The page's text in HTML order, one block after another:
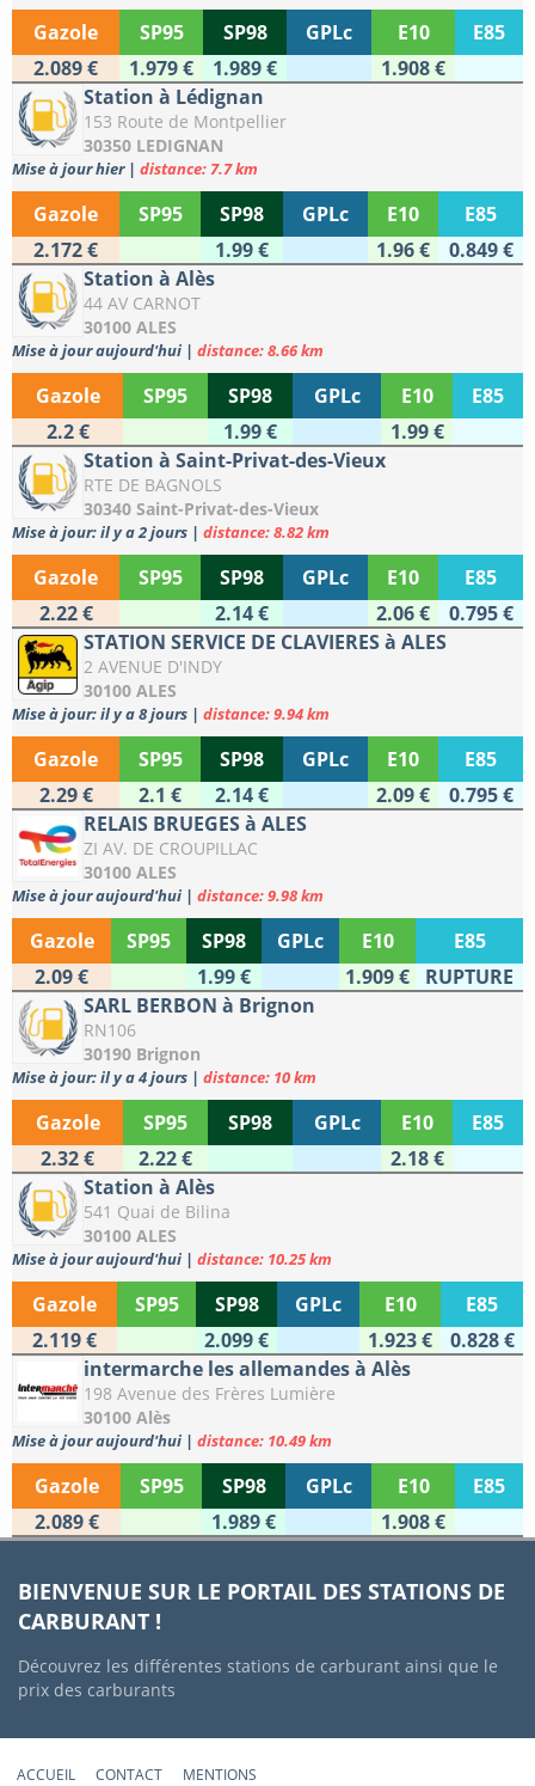
Gazole SP95 SP98 GPLc E10
E85
2.089 €
1.979 € 1.989 €
1.908 €
Station à Lédignan
153 Route de Montpellier
30350 LEDIGNAN
Mise à jour hier | distance: 7.7 km
Gazole SP95 SP98 GPLc E10
E85
2.172 €
1.99 € 1.96 €
0.849 €
Station à Alès
44 AV CARNOT
30100 ALES
Mise à jour aujourd'hui | distance: 8.66 km
Gazole SP95 SP98 GPLc E10
E85
2.2 €
1.99 €
1.99 €
Station à Saint-Privat-des-Vieux
RTE DE BAGNOLS
30340 Saint-Privat-des-Vieux
Mise à jour: il y a 2 jours | distance: 8.82 km
Gazole SP95 SP98 GPLc E10
E85
2.22 €
2.14 € 2.06 €
0.795 €
STATION SERVICE DE CLAVIERES à ALES
2 AVENUE D'INDY
30100 ALES
Mise à jour: il y a 8 jours | distance: 9.94 km
Gazole SP95 SP98 GPLc E10
E85
2.29 €
2.1 € 2.14 € 2.09 €
0.795 €
RELAIS BRUEGES à ALES
ZI AV. DE CROUPILLAC
30100 ALES
Mise à jour aujourd'hui | distance: 9.98 km
Gazole SP95 SP98 GPLc E10
E85
2.09 €
1.99 € 1.909 €
RUPTURE
SARL BERBON à Brignon
RN106
30190 Brignon
Mise à jour: il y a 4 jours | distance: 10 km
Gazole SP95 SP98 GPLc E10
E85
2.32 €
2.22 €
2.18 €
Station à Alès
541 Quai de Bilina
30100 ALES
Mise à jour aujourd'hui | distance: 10.25 km
Gazole SP95 SP98 GPLc E10
E85
2.119 €
2.099 € 1.923 €
0.828 €
intermarche les allemandes à Alès
198 Avenue des Frères Lumière
30100 Alès
Mise à jour aujourd'hui | distance: 10.49 km
Gazole SP95 SP98 GPLc E10
E85
2.089 €
1.989 € 1.908 €
BIENVENUE SUR LE PORTAIL DES STATIONS DE
CARBURANT !
Découvrez les différentes stations de carburant ainsi que le
prix des carburants
ACCUEIL CONTACT MENTIONS